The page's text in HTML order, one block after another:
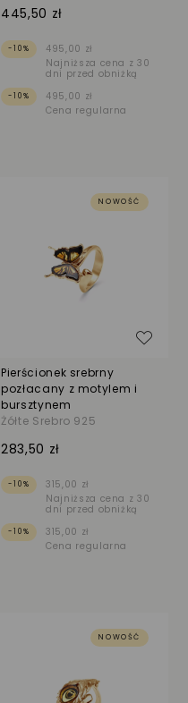
445,50 zł
-10%
495,00 zł
Najniższa cena z 30
dni przed obniżką
-10%
495,00 zł
Cena regularna
NOWOŚĆ
Pierścionek srebrny
pozłacany z motylem i
bursztynem
Żółte Srebro 925
283,50 zł
-10%
315,00 zł
Najniższa cena z 30
dni przed obniżką
-10%
315,00 zł
Cena regularna
NOWOŚĆ